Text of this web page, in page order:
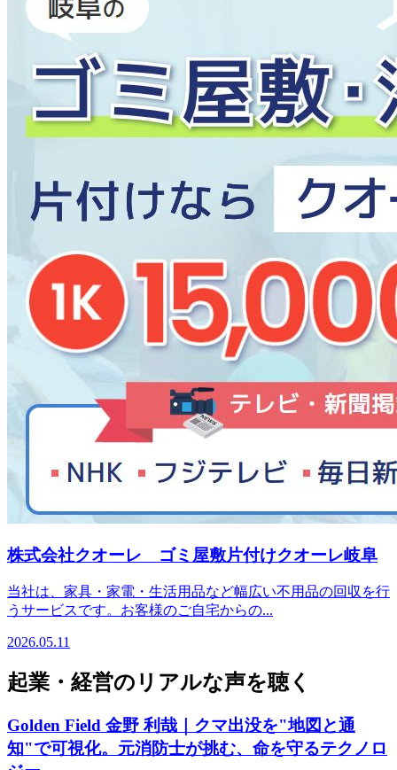
株式会社クオーレ ゴミ屋敷片付けクオーレ岐阜
当社は、家具・家電・生活用品など幅広い不用品の回収を行
うサービスです。お客様のご自宅からの...
2026.05.11
起業・経営のリアルな声を聴く
Golden Field 金野 利哉｜クマ出没を"地図と通
知"で可視化。元消防士が挑む、命を守るテクノロ